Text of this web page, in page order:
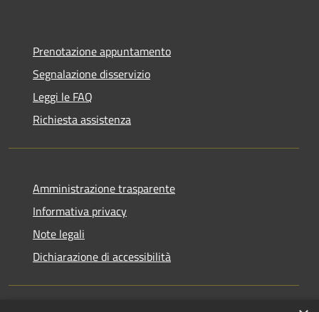
Prenotazione appuntamento
Segnalazione disservizio
Leggi le FAQ
Richiesta assistenza
Amministrazione trasparente
Informativa privacy
Note legali
Dichiarazione di accessibilità